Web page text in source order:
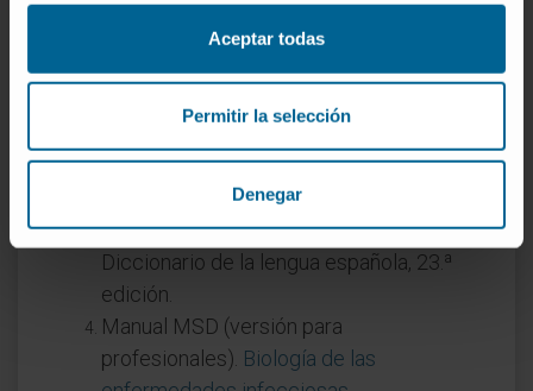
Aceptar todas
Permitir la selección
Denegar
Referencias
Enfermedades
MedlinePlus en español.Infecciones
Real Academia Española.Bacteriología.
Diccionario de la lengua española, 23.ª
edición.
Manual MSD (versión para
profesionales). Biología de las